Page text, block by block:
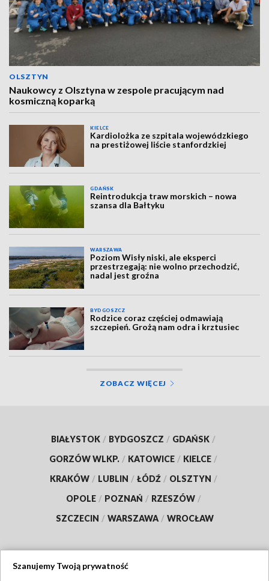
OLSZTYN
Naukowcy z Olsztyna w zespole pracującym nad
kosmiczną koparką
KIELCE
Kardiolożka ze szpitala wojewódzkiego
na prestiżowej liście stanfordzkiej
GDAŃSK
Reintrodukcja traw morskich – nowa
szansa dla Bałtyku
WARSZAWA
Poziom Wisły niski, ale eksperci
przestrzegają: nie wolno przechodzić,
nadal jest groźna
BYDGOSZCZ
Rodzice coraz częściej odmawiają
szczepień. Grożą nam odra i krztusiec
ZOBACZ WIĘCEJ
BIAŁYSTOK / BYDGOSZCZ / GDAŃSK /
GORZÓW WLKP. / KATOWICE / KIELCE /
KRAKÓW / LUBLIN / ŁÓDŹ / OLSZTYN /
OPOLE / POZNAŃ / RZESZÓW /
SZCZECIN / WARSZAWA / WROCŁAW
Szanujemy Twoją prywatność